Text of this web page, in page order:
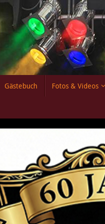
Gästebuch Fotos & Videos